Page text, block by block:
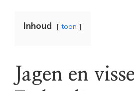
Inhoud toon
Jagen en